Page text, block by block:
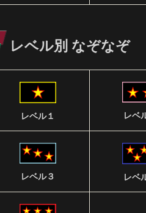
レベル別 なぞなぞ
レベル１ レベ
レベル３ レベ